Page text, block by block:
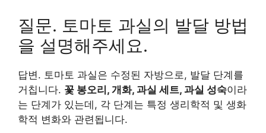
질문. 토마토 과실의 발달 방법
을 설명해주세요.
답변. 토마토 과실은 수정된 자방으로, 발달 단계를
거칩니다. 꽃 봉오리, 개화, 과실 세트, 과실 성숙이라
는 단계가 있는데, 각 단계는 특정 생리학적 및 생화
학적 변화와 관련됩니다.